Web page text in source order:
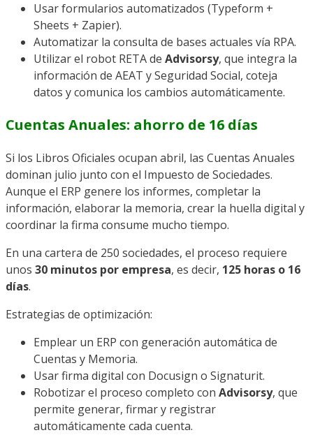
Usar formularios automatizados (Typeform +
Sheets + Zapier).
Automatizar la consulta de bases actuales vía RPA.
Utilizar el robot RETA de Advisorsy, que integra la
información de AEAT y Seguridad Social, coteja
datos y comunica los cambios automáticamente.
Cuentas Anuales: ahorro de 16 días
Si los Libros Oficiales ocupan abril, las Cuentas Anuales
dominan julio junto con el Impuesto de Sociedades.
Aunque el ERP genere los informes, completar la
información, elaborar la memoria, crear la huella digital y
coordinar la firma consume mucho tiempo.
En una cartera de 250 sociedades, el proceso requiere
unos 30 minutos por empresa, es decir, 125 horas o 16
días.
Estrategias de optimización:
Emplear un ERP con generación automática de
Cuentas y Memoria.
Usar firma digital con Docusign o Signaturit.
Robotizar el proceso completo con Advisorsy, que
permite generar, firmar y registrar
automáticamente cada cuenta.